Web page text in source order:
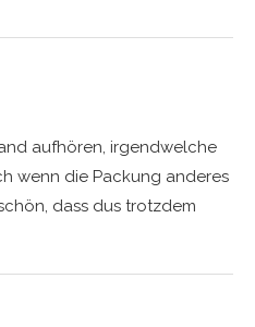
aufhören, irgendwelche
wenn die Packung anderes
dass dus trotzdem